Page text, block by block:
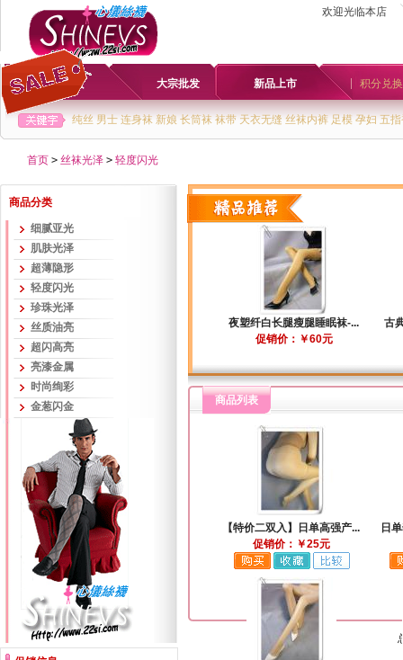
欢迎光临本店
首页 大宗批发 新品上市 积分兑换
纯丝 男士 连身袜 新娘 长筒袜 袜带 天衣无缝 丝袜内裤 足模 孕妇 五
首页 > 丝袜光泽 > 轻度闪光
商品分类
细腻亚光
肌肤光泽
超薄隐形
轻度闪光
珍珠光泽
丝质油亮
超闪高亮
亮漆金属
时尚绚彩
金葱闪金
夜塑纤白长腿瘦腿睡眠袜-...
促销价：￥60元
古
商品列表
【特价二双入】日单高强产...
促销价：￥25元
日